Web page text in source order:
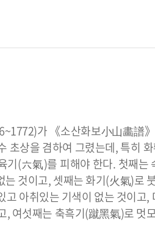
가 《소산화보小山畵譜
상을 겸하여 그렸는데, 특히
(六氣)를 피해야 한다. 첫째는
것이고, 셋째는 화기(火氣)로
아취있는 기색이 없는 것이고
여섯째는 축흑기(蹴黑氣)로 멋